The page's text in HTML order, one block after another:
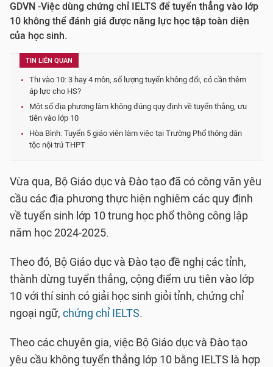
GDVN -Việc dùng chứng chỉ IELTS để tuyển thẳng vào lớp
10 không thể đánh giá được năng lực học tập toàn diện
của học sinh.
TIN LIÊN QUAN
Thi vào 10: 3 hay 4 môn, số lượng tuyển không đổi, có cần thêm
áp lực cho HS?
Một số địa phương làm không đúng quy định về tuyển thẳng, ưu
tiên vào lớp 10
Hòa Bình: Tuyển 5 giáo viên làm việc tại Trường Phổ thông dân
tộc nội trú THPT
Vừa qua, Bộ Giáo dục và Đào tạo đã có công văn yêu
cầu các địa phương thực hiện nghiêm các quy định
về tuyển sinh lớp 10 trung học phổ thông công lập
năm học 2024-2025.
Theo đó, Bộ Giáo dục và Đào tạo đề nghị các tỉnh,
thành dừng tuyển thẳng, cộng điểm ưu tiên vào lớp
10 với thí sinh có giải học sinh giỏi tỉnh, chứng chỉ
ngoại ngữ, chứng chỉ IELTS.
Theo các chuyên gia, việc Bộ Giáo dục và Đào tạo
yêu cầu không tuyển thẳng lớp 10 bằng IELTS là hợp